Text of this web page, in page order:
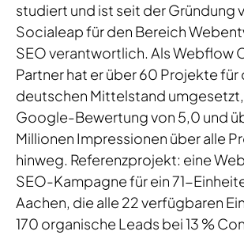
studiert und ist seit der Gründung
Socialeap für den Bereich
SEO verantwortlich. Als Webflow
Partner hat er über 60 Projekte für
deutschen Mittelstand
Google-Bewertung von 5,0 und
Millionen Impressionen über alle
hinweg. Referenzprojekt: eine
SEO-Kampagne für ein 71-
Aachen, die alle 22 verfügbaren
170 organische Leads bei 13 %